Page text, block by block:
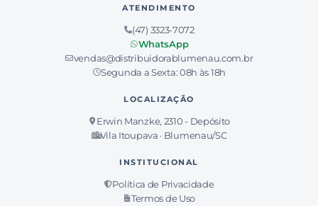
ATENDIMENTO
(47) 3323-7072
WhatsApp
vendas@distribuidorablumenau.com.br
Segunda a Sexta: 08h às 18h
LOCALIZAÇÃO
Erwin Manzke, 2310 - Depósito
Vila Itoupava · Blumenau/SC
INSTITUCIONAL
Política de Privacidade
Termos de Uso